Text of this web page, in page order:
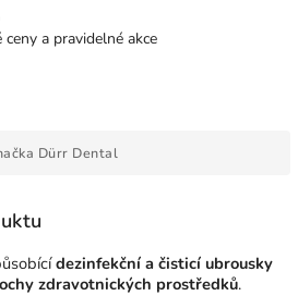
a pravidelné akce
Dürr Dental
dezinfekční a čisticí ubrousky
zdravotnických prostředků.